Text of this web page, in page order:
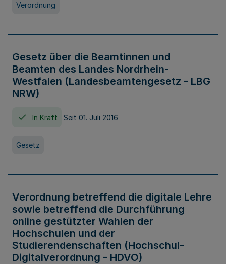
Verordnung
Gesetz über die Beamtinnen und
Beamten des Landes Nordrhein-
Westfalen (Landesbeamtengesetz - LBG
NRW)
In Kraft Seit 01. Juli 2016
Gesetz
Verordnung betreffend die digitale Lehre
sowie betreffend die Durchführung
online gestützter Wahlen der
Hochschulen und der
Studierendenschaften (Hochschul-
Digitalverordnung - HDVO)